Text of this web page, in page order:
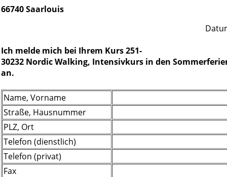
66740 Saarlouis
Ich melde mich bei Ihrem Kurs 251-
30232 Nordic Walking, Intensivkurs in den
an.
Name, Vorname
Straße, Hausnummer
PLZ, Ort
Telefon (dienstlich)
Telefon (privat)
Fax